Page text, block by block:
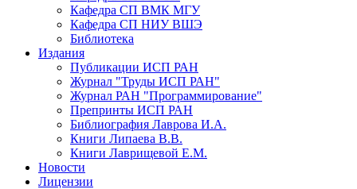
Кафедра СП ВМК МГУ
Кафедра СП НИУ ВШЭ
Библиотека
Издания
Публикации ИСП РАН
Журнал "Труды ИСП РАН"
Журнал РАН "Программирование"
Препринты ИСП РАН
Библиография Лаврова И.А.
Книги Липаева В.В.
Книги Лаврищевой Е.М.
Новости
Лицензии